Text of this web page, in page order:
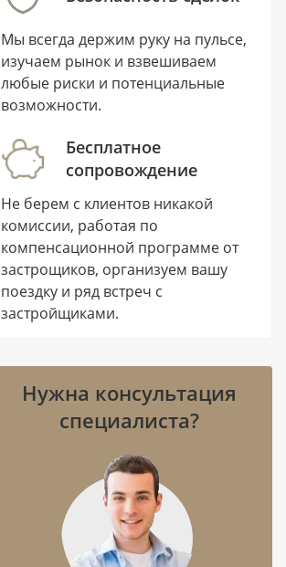
Мы всегда держим руку на пульсе,
изучаем рынок и взвешиваем
любые риски и потенциальные
возможности.
Бесплатное
сопровождение
Не берем с клиентов никакой
комиссии, работая по
компенсационной программе от
застрощиков, организуем вашу
поездку и ряд встреч с
застройщиками.
Нужна консультация
специалиста?